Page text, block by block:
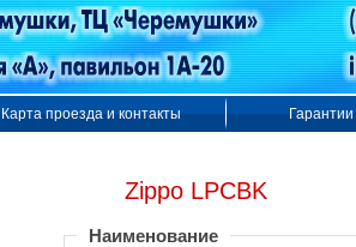
Карта проезда и контакты Гарантии
Zippo LPCBK
Наименование